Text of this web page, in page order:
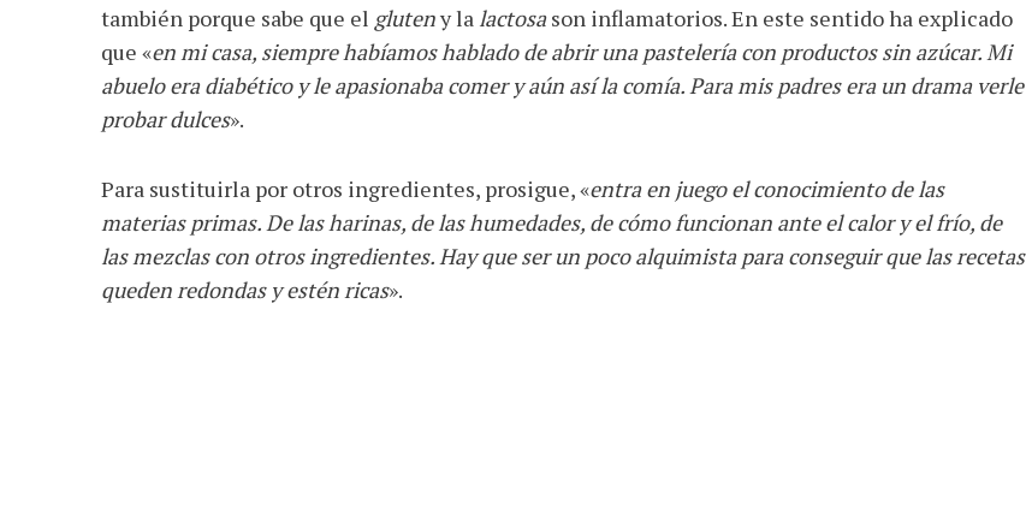
también porque sabe que el gluteny la lactosason inflamatorios. En este sentido ha explicado
que «en mi casa, siempre habíamos hablado de abrir una pastelería con productos sin azúcar. Mi
abuelo era diabético y le apasionaba comer y aún así la comía. Para mis padres era un drama verle
probar dulces».
Para sustituirla por otros ingredientes, prosigue, «entra en juego el conocimiento de las
materias primas. De las harinas, de las humedades, de cómo funcionan ante el calor y el frío, de
las mezclas con otros ingredientes. Hay que ser un poco alquimista para conseguir que las recetas
queden redondas y estén ricas».